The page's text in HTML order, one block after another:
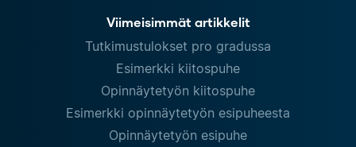
Viimeisimmät artikkelit
Tutkimustulokset pro gradussa
Esimerkki kiitospuhe
Opinnäytetyön kiitospuhe
Esimerkki opinnäytetyön esipuheesta
Opinnäytetyön esipuhe